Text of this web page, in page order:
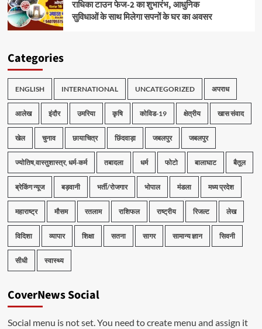
राधिका टाउन फेज-2 का शुभारंभ, आधुनिक
सुविधाओं के साथ मिलेगा सपनों के घर का अवसर
Categories
ENGLISH INTERNATIONAL UNCATEGORIZED अपराध
आलेख इंदौर उमरिया कृषि कोविड-19 क्षेत्रीय खास संवाद
खेल चुनाव छायाचित्र छिंदवाड़ा जबलपुर जबलपुर
ज्योतिष,वास्तुशास्त्र, धर्म-कर्म तबादला धर्म फोटो बालाघाट बैतूल
ब्रेकिंग न्यूज बड़वानी भर्ती/रोजगार भोपाल मंडला मध्य प्रदेश
महाराष्ट्र मौसम रतलाम राशिफल राष्ट्रीय रिजल्ट लेख
विदिशा व्यापार शिक्षा सतना सागर सामान्य ज्ञान सिवनी
सीधी स्वास्थ्य
CoverNews Social
Social menu is not set. You need to create menu and assign it